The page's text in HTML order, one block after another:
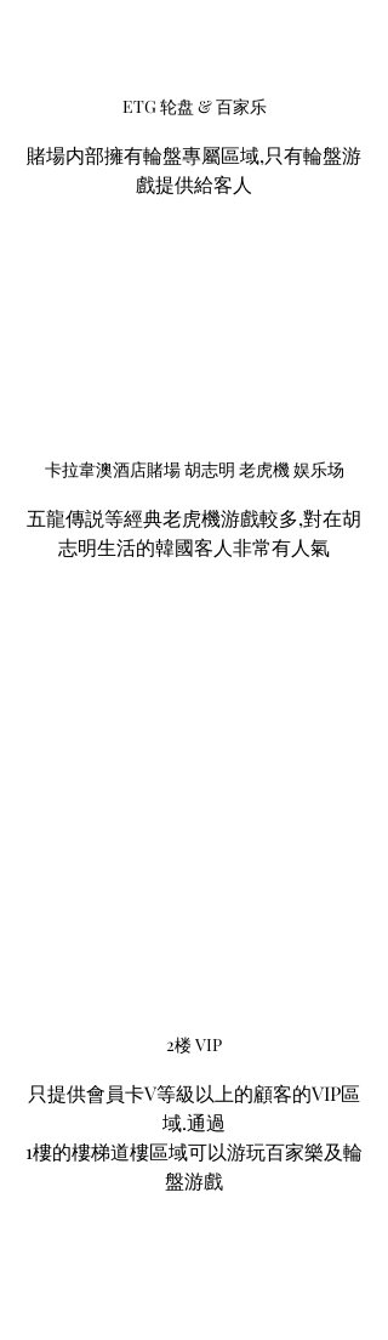
ETG 轮盘 & 百家乐
賭場内部擁有輪盤專屬區域,只有輪盤游
戲提供給客人
卡拉韋澳酒店賭場 胡志明 老虎機 娱乐场
五龍傳説等經典老虎機游戲較多,對在胡
志明生活的韓國客人非常有人氣
2楼 VIP
只提供會員卡V等級以上的顧客的VIP區
域.通過
1樓的樓梯道樓區域可以游玩百家樂及輪
盤游戲